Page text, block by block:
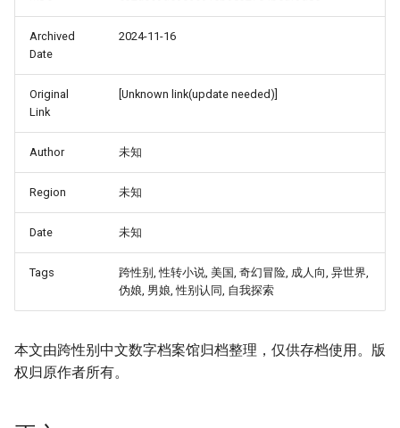
Archived
Date
2024-11-16
Original
Link
[Unknown link(update needed)]
Author 未知
Region 未知
Date 未知
Tags
跨性别, 性转小说, 美国, 奇幻冒险, 成人向, 异世界,
伪娘, 男娘, 性别认同, 自我探索
本文由跨性别中文数字档案馆归档整理，仅供存档使用。版
权归原作者所有。